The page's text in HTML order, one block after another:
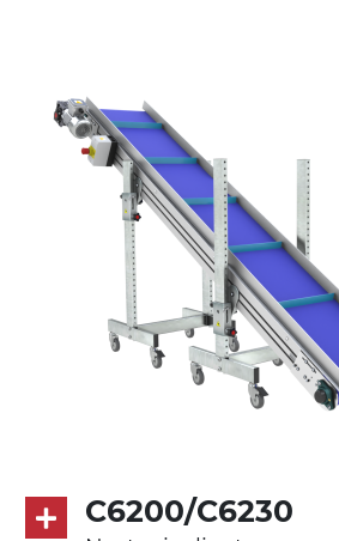
pressofuso, gambe in
zincato, piedini di
Tappeto
PU superficie blue opaco
Trasmissione
diretta in traino (lato
asincrono trifase multi
230/400Vac-50Hz-3F
C6200/C6230